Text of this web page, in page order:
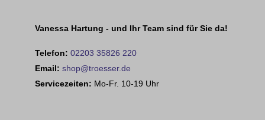
Vanessa Hartung - und Ihr Team sind für Sie da!
Telefon: 02203 35826 220
Email: shop@troesser.de
Servicezeiten: Mo-Fr. 10-19 Uhr